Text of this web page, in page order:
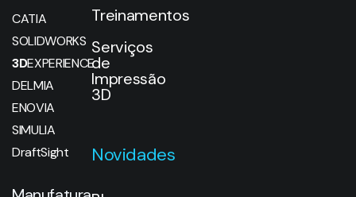
CATIA
SOLIDWORKS
3DEXPERIENCE
DELMIA
ENOVIA
SIMULIA
DraftSight
Treinamentos
Serviços
de
Impressão
3D
Novidades